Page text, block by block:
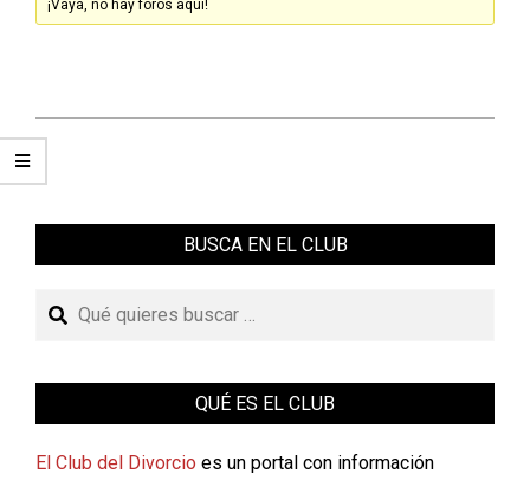
¡Vaya, no hay foros aquí!
BUSCA EN EL CLUB
Buscar
QUÉ ES EL CLUB
El Club del Divorcio es un portal con información